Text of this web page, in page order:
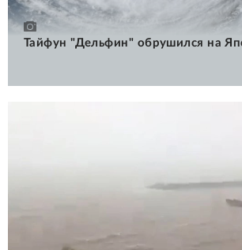
Тайфун "Дельфин" обрушился на